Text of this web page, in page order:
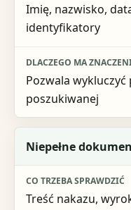
Imię, nazwisko,
identyfikatory
Pozwala wykluczyć
poszukiwanej
Niepełne
Treść nakazu,